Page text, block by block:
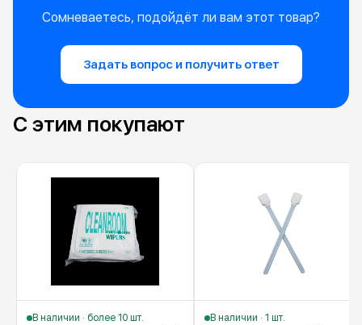
Сомневаетесь, подойдёт ли вам этот товар?
Задать вопрос и получить ответ
С этим покупают
В наличии · более 10 шт. В наличии · 1 шт.